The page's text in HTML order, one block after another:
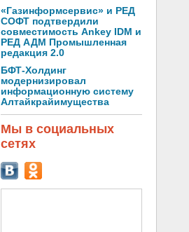
«Газинформсервис» и РЕД
СОФТ подтвердили
совместимость Ankey IDM и
РЕД АДМ Промышленная
редакция 2.0
БФТ-Холдинг
модернизировал
информационную систему
Алтайкрайимущества
Мы в социальных
сетях